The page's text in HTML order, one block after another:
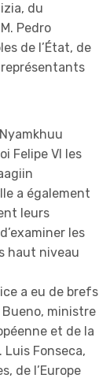
du
Pedro
de l’État, de
Felipe VI les
a également
leurs
les
haut niveau
a eu de brefs
Bueno, ministre
et de la
Luis Fonseca,
de l’Europe